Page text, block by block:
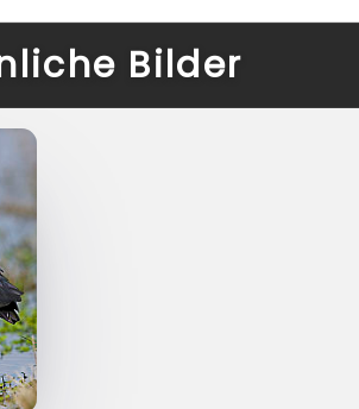
Bilder